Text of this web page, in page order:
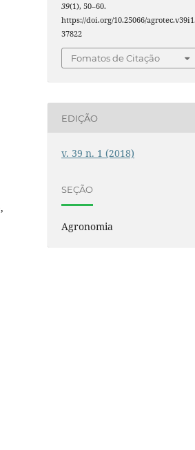
39(1), 50–60.
https://doi.org/10.25066/agrotec.v39i1.
37822
Fomatos de Citação
EDIÇÃO
v. 39 n. 1 (2018)
SEÇÃO
Agronomia